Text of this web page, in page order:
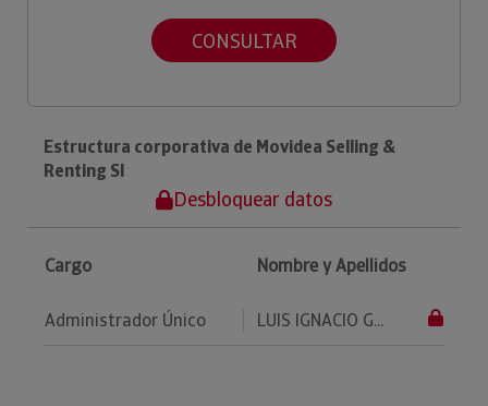
CONSULTAR
Estructura corporativa de Movidea Selling &
Renting Sl
Desbloquear datos
Cargo Nombre y Apellidos
Administrador Único LUIS IGNACIO G...